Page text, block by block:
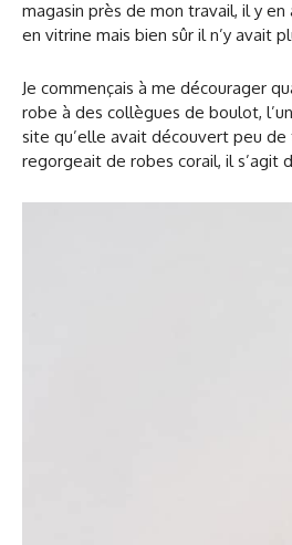
magasin près de mon travail, il y
en vitrine mais bien sûr il n’y avait
Je commençais à me décourager
robe à des collègues de boulot,
site qu’elle avait découvert peu
regorgeait de robes corail, il s’agit